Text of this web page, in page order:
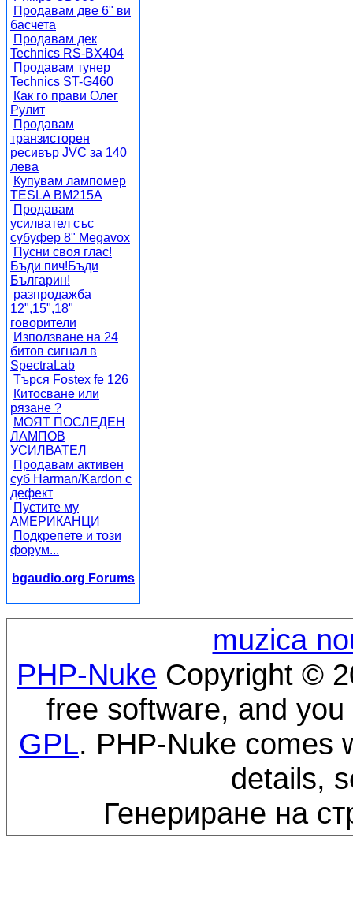
Продавам две 6" ви
басчета
Продавам дек
Technics RS-BX404
Продавам тунер
Technics ST-G460
Как го прави Олег
Рулит
Продавам
транзисторен
ресивър JVC за 140
лева
Купувам лампомер
TESLA BM215A
Продавам
усилвател със
субуфер 8" Megavox
Пусни своя глас!
Бъди пич!Бъди
Българин!
разпродажба
12",15",18"
говорители
Използване на 24
битов сигнал в
SpectraLab
Търся Fostex fe 126
Китосване или
рязане ?
МОЯТ ПОСЛЕДЕН
ЛАМПОВ
УСИЛВАТЕЛ
Продавам активен
суб Harman/Kardon с
дефект
Пустите му
АМЕРИКАНЦИ
Подкрепете и този
форум...
bgaudio.org Forums
muzica
PHP-Nuke Copyright ©
free software, and
GPL. PHP-Nuke comes
details,
Генериране на